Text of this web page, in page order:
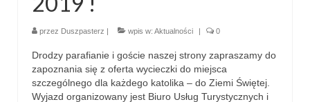
Niezbędnik Katolika
Kaplica Adoracji
Pracownicy
przez Duszpasterz wpis w: Aktualności 0
Drodzy parafianie i goście naszej strony zapraszamy do
zapoznania się z oferta wycieczki do miejsca
szczególnego dla każdego katolika – do Ziemi Świętej.
Wyjazd organizowany jest Biuro Usług Turystycznych i